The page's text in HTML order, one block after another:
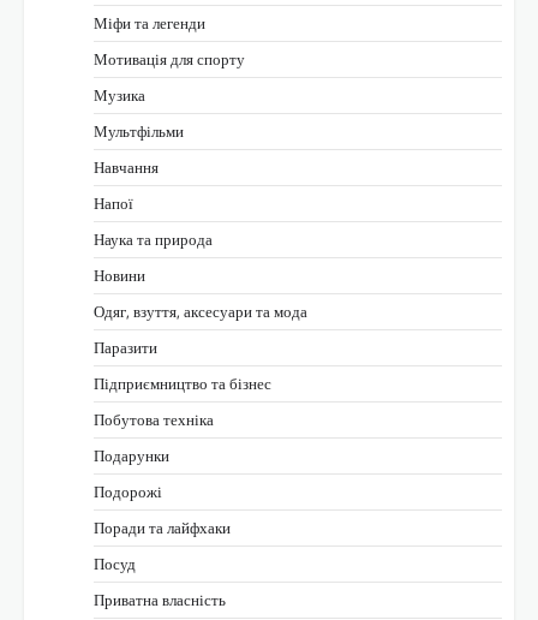
Міфи та легенди
Мотивація для спорту
Музика
Мультфільми
Навчання
Напої
Наука та природа
Новини
Одяг, взуття, аксесуари та мода
Паразити
Підприємництво та бізнес
Побутова техніка
Подарунки
Подорожі
Поради та лайфхаки
Посуд
Приватна власність